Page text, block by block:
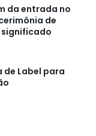
da entrada no
de
de Label para